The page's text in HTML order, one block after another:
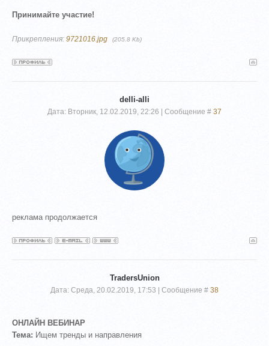
Принимайте участие!
Прикрепления:9721016.jpg (205.8 Kb)
delli-alli
Дата: Вторник, 12.02.2019, 22:26 | Сообщение # 37
реклама продолжается
TradersUnion
Дата: Среда, 20.02.2019, 17:53 | Сообщение # 38
ОНЛАЙН ВЕБИНАР
Тема: Ищем тренды и направления